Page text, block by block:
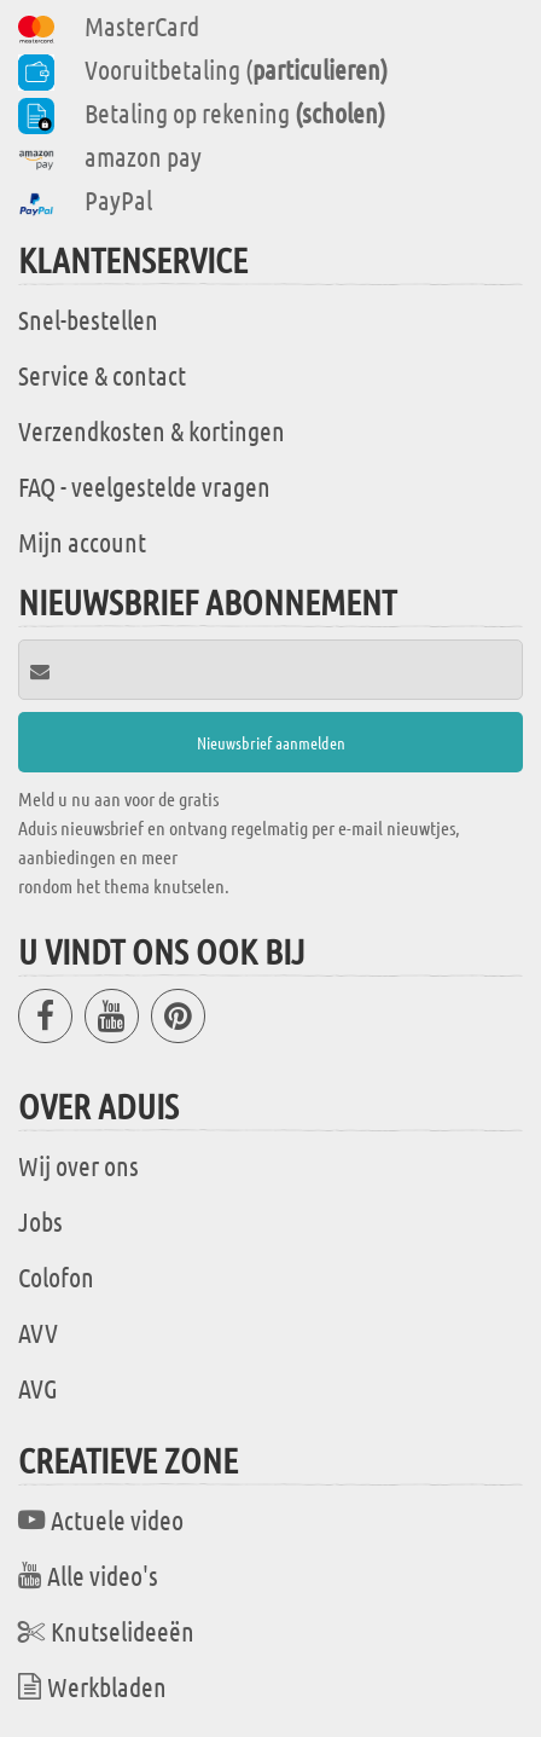
MasterCard
Vooruitbetaling (particulieren)
Betaling op rekening (scholen)
amazon pay
PayPal
KLANTENSERVICE
Snel-bestellen
Service & contact
Verzendkosten & kortingen
FAQ - veelgestelde vragen
Mijn account
NIEUWSBRIEF ABONNEMENT
Meld u nu aan voor de gratis
Aduis nieuwsbrief en ontvang regelmatig per e-mail nieuwtjes,
aanbiedingen en meer
rondom het thema knutselen.
U VINDT ONS OOK BIJ
OVER ADUIS
Wij over ons
Jobs
Colofon
AVV
AVG
CREATIEVE ZONE
Actuele video
Alle video's
Knutselideeën
Werkbladen